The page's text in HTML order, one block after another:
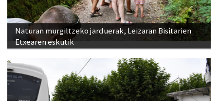
Naturan murgiltzeko jarduerak, Leizaran Bisitarien
Etxearen eskutik